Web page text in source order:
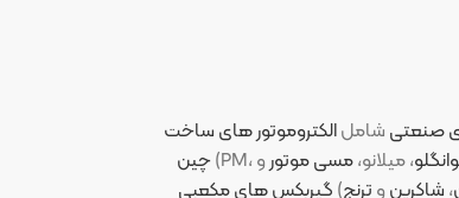
الکتروموتور های ساخت
چین
مسی موتور
)گیربکس های مکعبی